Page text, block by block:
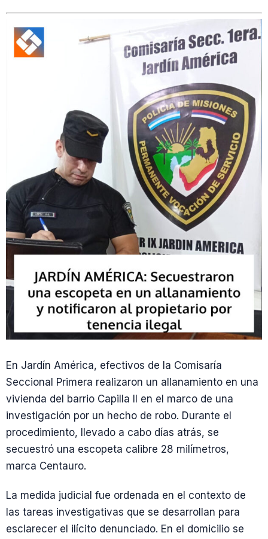
En Jardín América, efectivos de la Comisaría
Seccional Primera realizaron un allanamiento en una
vivienda del barrio Capilla II en el marco de una
investigación por un hecho de robo. Durante el
procedimiento, llevado a cabo días atrás, se
secuestró una escopeta calibre 28 milímetros,
marca Centauro.
La medida judicial fue ordenada en el contexto de
las tareas investigativas que se desarrollan para
esclarecer el ilícito denunciado. En el domicilio se